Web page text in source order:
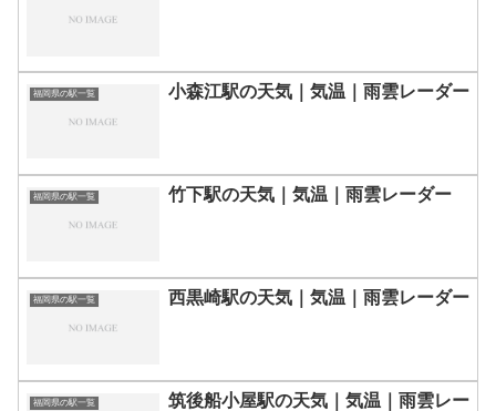
福岡県の駅一覧 小森江駅の天気｜気温｜雨雲レーダー
福岡県の駅一覧 竹下駅の天気｜気温｜雨雲レーダー
福岡県の駅一覧 西黒崎駅の天気｜気温｜雨雲レーダー
福岡県の駅一覧
筑後船小屋駅の天気｜気温｜雨雲レー